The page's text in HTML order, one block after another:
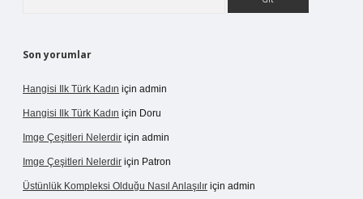
Son yorumlar
Hangisi Ilk Türk Kadın için admin
Hangisi Ilk Türk Kadın için Doru
Imge Çeşitleri Nelerdir için admin
Imge Çeşitleri Nelerdir için Patron
Üstünlük Kompleksi Olduğu Nasıl Anlaşılır için admin